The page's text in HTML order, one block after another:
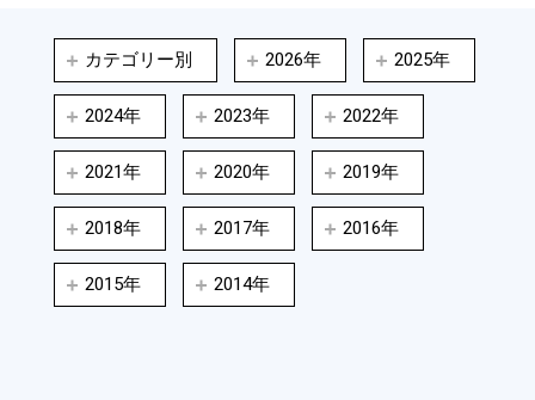
カテゴリー別 2026年 2025年
2024年 2023年 2022年
2021年 2020年 2019年
2018年 2017年 2016年
2015年 2014年